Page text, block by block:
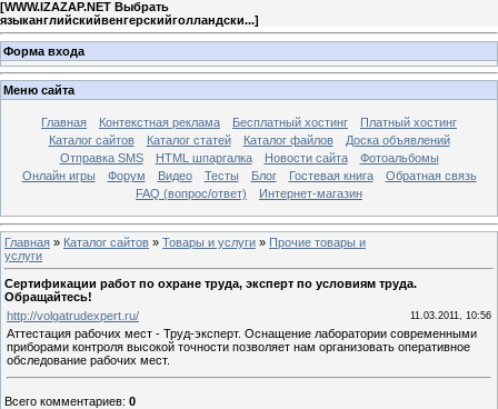
[WWW.IZAZAP.NET Выбрать
языканглийскийвенгерскийголландски...]
Форма входа
Меню сайта
Главная Контекстная реклама Бесплатный хостинг
Платный хостинг
Каталог сайтов
Каталог статей Каталог файлов
Доска объявлений
Отправка SMS
HTML шпаргалка Новости сайта
Фотоальбомы
Онлайн игры
Форум Видео Тесты Блог Гостевая книга
Обратная связь
FAQ (вопрос/ответ)
Интернет-магазин
Главная » Каталог сайтов » Товары и услуги » Прочие товары и
услуги
Сертификации работ по охране труда, эксперт по условиям труда.
Обращайтесь!
http://volgatrudexpert.ru/
11.03.2011, 10:56
Аттестация рабочих мест - Труд-эксперт. Оснащение лаборатории современными
приборами контроля высокой точности позволяет нам организовать оперативное
обследование рабочих мест.
Всего комментариев: 0